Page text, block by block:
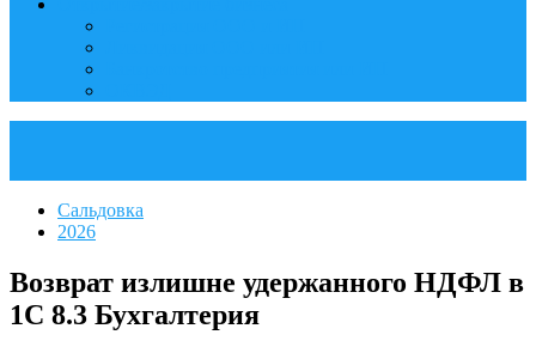
Сальдовка
2026
Возврат излишне удержанного НДФЛ в
1С 8.3 Бухгалтерия